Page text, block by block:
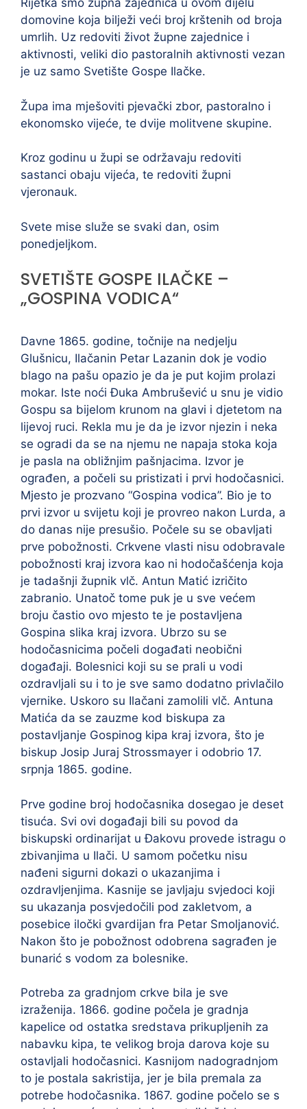
Rijetka smo župna zajednica u ovom dijelu
domovine koja bilježi veći broj krštenih od broja
umrlih. Uz redoviti život župne zajednice i
aktivnosti, veliki dio pastoralnih aktivnosti vezan
je uz samo Svetište Gospe Ilačke.
Župa ima mješoviti pjevački zbor, pastoralno i
ekonomsko vijeće, te dvije molitvene skupine.
Kroz godinu u župi se održavaju redoviti
sastanci obaju vijeća, te redoviti župni
vjeronauk.
Svete mise služe se svaki dan, osim
ponedjeljkom.
SVETIŠTE GOSPE ILAČKE –
„GOSPINA VODICA“
Davne 1865. godine, točnije na nedjelju
Glušnicu, Ilačanin Petar Lazanin dok je vodio
blago na pašu opazio je da je put kojim prolazi
mokar. Iste noći Đuka Ambrušević u snu je vidio
Gospu sa bijelom krunom na glavi i djetetom na
lijevoj ruci. Rekla mu je da je izvor njezin i neka
se ogradi da se na njemu ne napaja stoka koja
je pasla na obližnjim pašnjacima. Izvor je
ograđen, a počeli su pristizati i prvi hodočasnici.
Mjesto je prozvano “Gospina vodica”. Bio je to
prvi izvor u svijetu koji je provreo nakon Lurda, a
do danas nije presušio. Počele su se obavljati
prve pobožnosti. Crkvene vlasti nisu odobravale
pobožnosti kraj izvora kao ni hodočašćenja koja
je tadašnji župnik vlč. Antun Matić izričito
zabranio. Unatoč tome puk je u sve većem
broju častio ovo mjesto te je postavljena
Gospina slika kraj izvora. Ubrzo su se
hodočasnicima počeli događati neobični
događaji. Bolesnici koji su se prali u vodi
ozdravljali su i to je sve samo dodatno privlačilo
vjernike. Uskoro su Ilačani zamolili vlč. Antuna
Matića da se zauzme kod biskupa za
postavljanje Gospinog kipa kraj izvora, što je
biskup Josip Juraj Strossmayer i odobrio 17.
srpnja 1865. godine.
Prve godine broj hodočasnika dosegao je deset
tisuća. Svi ovi događaji bili su povod da
biskupski ordinarijat u Đakovu provede istragu o
zbivanjima u Ilači. U samom početku nisu
nađeni sigurni dokazi o ukazanjima i
ozdravljenjima. Kasnije se javljaju svjedoci koji
su ukazanja posvjedočili pod zakletvom, a
posebice iločki gvardijan fra Petar Smoljanović.
Nakon što je pobožnost odobrena sagrađen je
bunarić s vodom za bolesnike.
Potreba za gradnjom crkve bila je sve
izraženija. 1866. godine počela je gradnja
kapelice od ostatka sredstava prikupljenih za
nabavku kipa, te velikog broja darova koje su
ostavljali hodočasnici. Kasnijom nadogradnjom
to je postala sakristija, jer je bila premala za
potrebe hodočasnika. 1867. godine počelo se s